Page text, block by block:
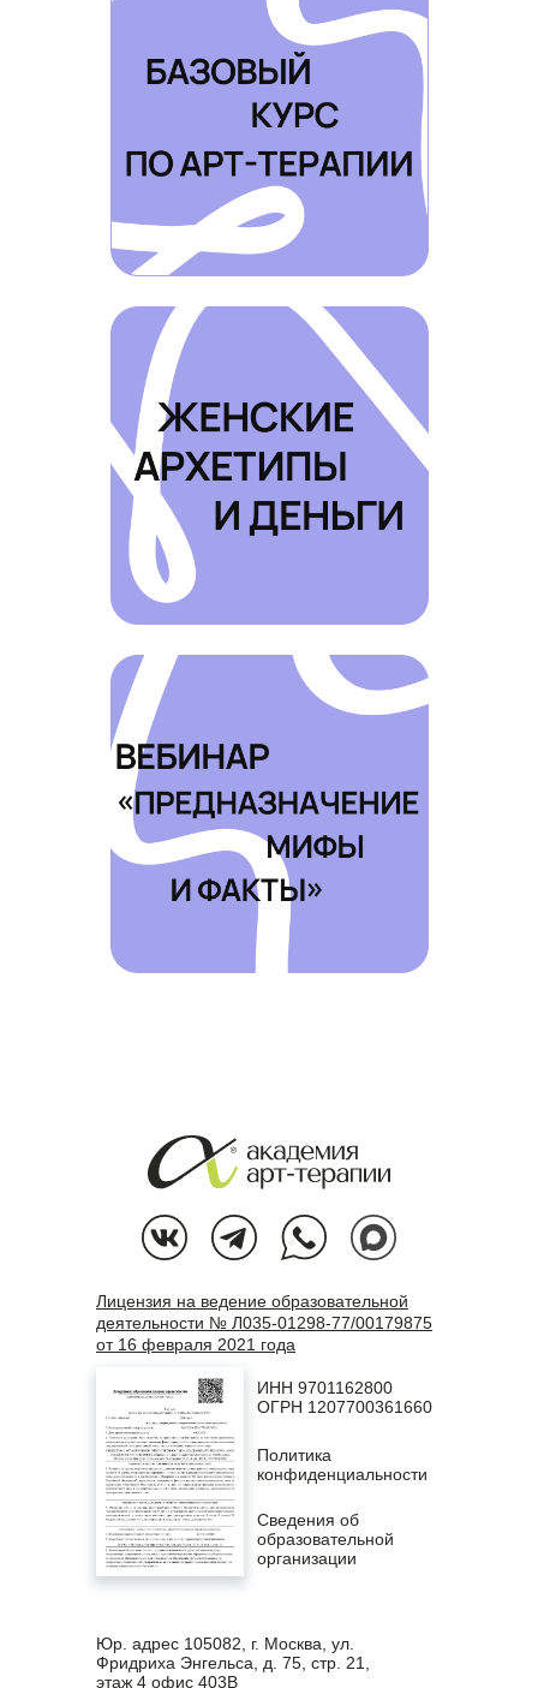
ИНН 9701162800
ОГРН 1207700361660
Сведения об
образовательной
организации
Лицензия на ведение образовательной
деятельности № Л035-01298-77/00179875
от 16 февраля 2021 года
Политика
конфиденциальности
Юр. адрес 105082, г. Москва, ул.
Фридриха Энгельса, д. 75, стр. 21,
этаж 4 офис 403В